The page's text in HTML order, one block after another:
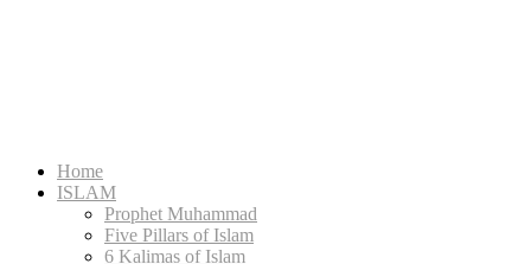
Home
ISLAM
Prophet Muhammad
Five Pillars of Islam
6 Kalimas of Islam